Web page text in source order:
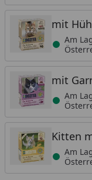
mit
Am
mit
Am
Kitten
Am